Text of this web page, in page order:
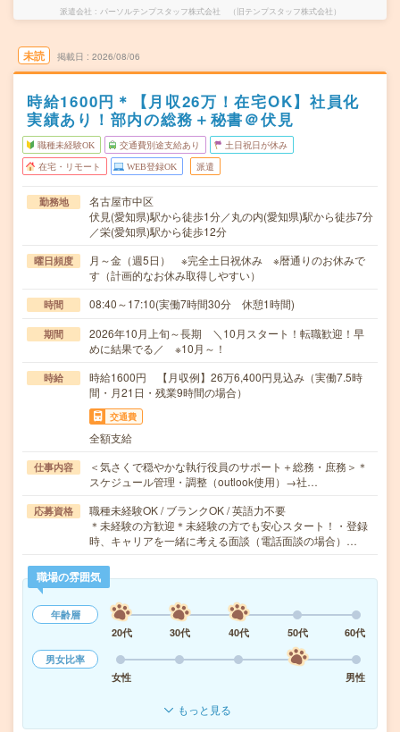
派遣会社 パーソルテンプスタッフ株式会社 （旧テンプスタッフ株式会社）
未読 掲載日 2026/08/06
時給1600円＊【月収26万！在宅OK】社員化
実績あり！部内の総務＋秘書＠伏見
職種未経験OK 交通費別途支給あり 土日祝日が休み
在宅・リモート WEB登録OK 派遣
勤務地
名古屋市中区
伏見(愛知県)駅から徒歩1分／丸の内(愛知県)駅から徒歩7分
／栄(愛知県)駅から徒歩12分
曜日頻度
月～金（週5日） ※完全土日祝休み ※暦通りのお休みで
す（計画的なお休み取得しやすい）
時間 08:40～17:10(実働7時間30分 休憩1時間)
期間
2026年10月上旬～長期 ＼10月スタート！転職歓迎！早
めに結果でる／ ※10月～！
時給
時給1600円 【月収例】26万6,400円見込み（実働7.5時
間・月21日・残業9時間の場合）
交通費
全額支給
仕事内容
＜気さくで穏やかな執行役員のサポート＋総務・庶務＞＊
スケジュール管理・調整（outlook使用）→社…
応募資格
職種未経験OK / ブランクOK / 英語力不要
＊未経験の方歓迎＊未経験の方でも安心スタート！・登録
時、キャリアを一緒に考える面談（電話面談の場合）…
職場の雰囲気
年齢層
20代
30代 40代 50代
60代
男女比率
女性
男性
もっと見る